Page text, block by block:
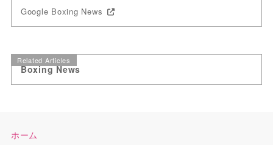
Google Boxing News
Related Articles
Boxing News
ホーム